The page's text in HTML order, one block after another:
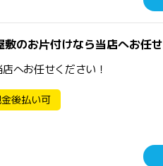
敷のお片付けなら当店へお任
へお任せください！
後払い可